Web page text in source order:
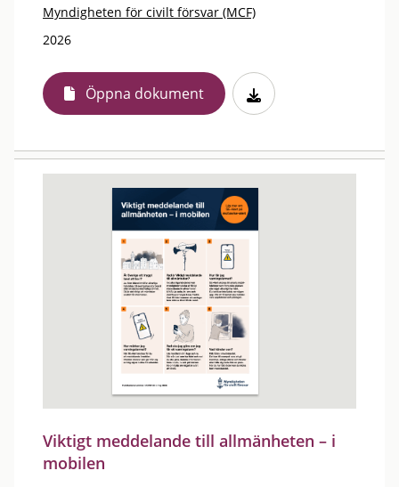
Myndigheten för civilt försvar (MCF)
2026
Öppna dokument
Viktigt meddelande till allmänheten – i
mobilen